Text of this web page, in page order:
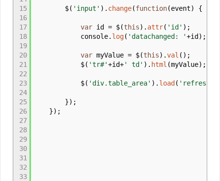
15
16
17
18
19
20
21
22
23
24
25
26
27
28
29
30
31
32
33
$( 'input' ) . change(function(event) {
var id = $(this) . attr( 'id' ) ;
console. log( 'datachanged: '+id ) ;
var myValue = $(this) .val ( ) ;
$( 'tr#'+id+' td' ) . html (myValue) ;
$( 'div.table_area' ) . load (
}) ;
}) ;